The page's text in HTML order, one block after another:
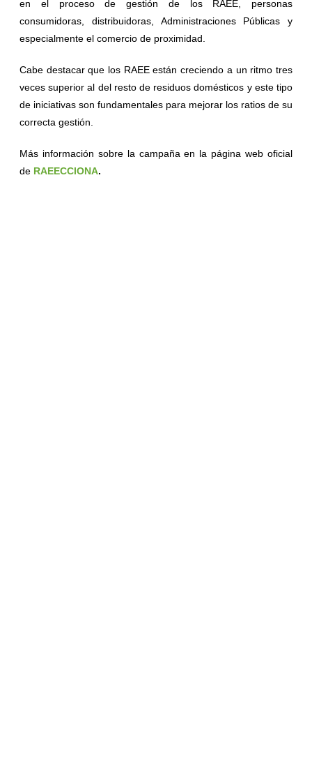
en el proceso de gestión de los RAEE, personas
consumidoras, distribuidoras, Administraciones Públicas y
especialmente el comercio de proximidad.
Cabe destacar que los RAEE están creciendo a un ritmo tres
veces superior al del resto de residuos domésticos y este tipo
de iniciativas son fundamentales para mejorar los ratios de su
correcta gestión.
Más información sobre la campaña en la página web oficial
de RAEECCIONA.